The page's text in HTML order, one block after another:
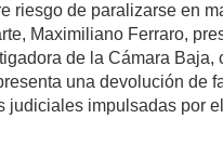
riesgo de paralizarse en
Maximiliano Ferraro,
de la Cámara Baja,
una devolución de
judiciales impulsadas por